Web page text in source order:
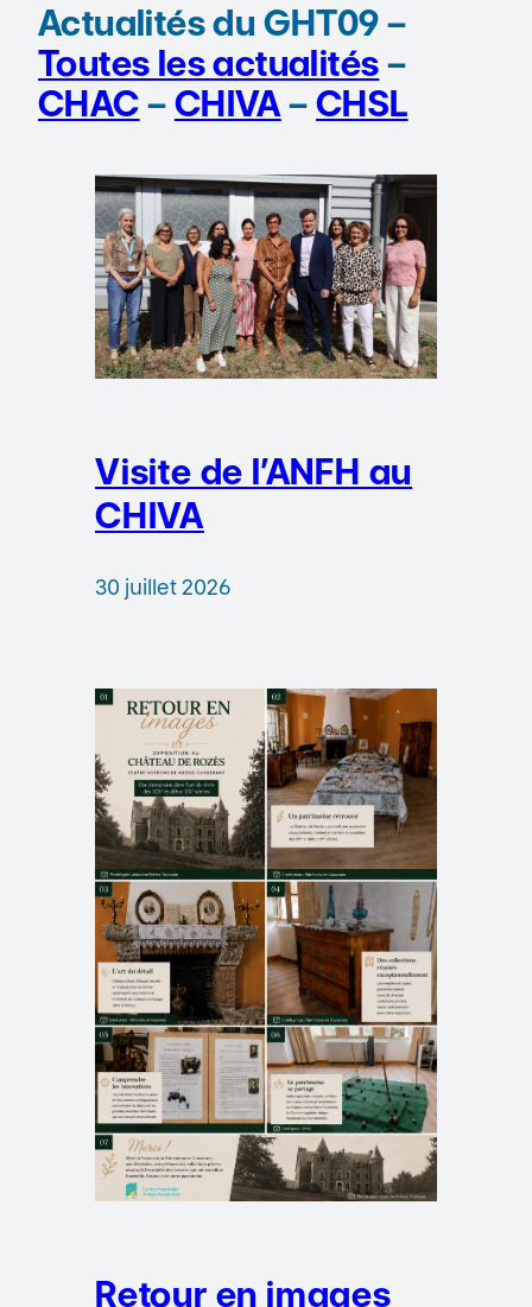
Actualités du GHT09 –
Toutes les actualités –
CHAC – CHIVA –CHSL
Visite de l’ANFH au
CHIVA
30 juillet 2026
Retour en images